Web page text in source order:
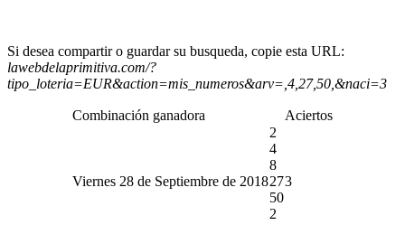
Si desea compartir o guardar su busqueda, copie esta URL:
lawebdelaprimitiva.com/?
tipo_loteria=EUR&action=mis_numeros&arv=,4,27,50,&naci=3
Combinación ganadora Aciertos
Viernes 28 de Septiembre de 2018
2
4
8
27
50
2
3